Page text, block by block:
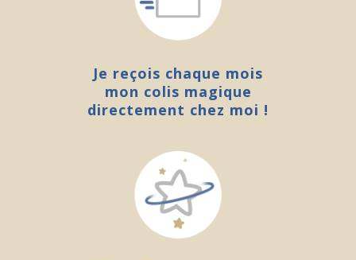
Je reçois chaque mois
mon colis magique
directement chez moi !